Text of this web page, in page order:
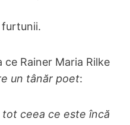
furtunii.
ce Rainer Maria Rilke
un tânăr poet:
tot ceea ce este încă